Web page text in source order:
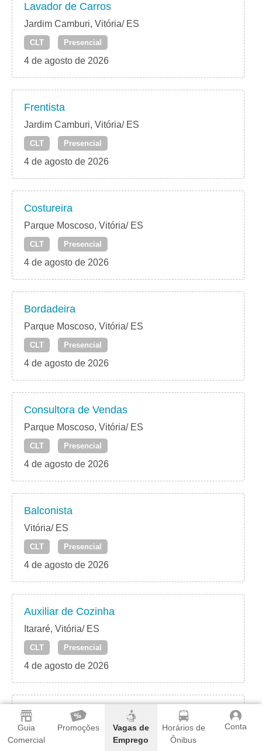
Guia
Comercial
Promoções
Vagas de
Emprego
Horários de
Ônibus
Conta
Lavador de Carros
Jardim Camburi, Vitória/ ES
CLT Presencial
4 de agosto de 2026
Frentista
Jardim Camburi, Vitória/ ES
CLT Presencial
4 de agosto de 2026
Costureira
Parque Moscoso, Vitória/ ES
CLT Presencial
4 de agosto de 2026
Bordadeira
Parque Moscoso, Vitória/ ES
CLT Presencial
4 de agosto de 2026
Consultora de Vendas
Parque Moscoso, Vitória/ ES
CLT Presencial
4 de agosto de 2026
Balconista
Vitória/ ES
CLT Presencial
4 de agosto de 2026
Auxiliar de Cozinha
Itararé, Vitória/ ES
CLT Presencial
4 de agosto de 2026
Auxiliar de Produção
Praia do Canto – Vitória/ ES